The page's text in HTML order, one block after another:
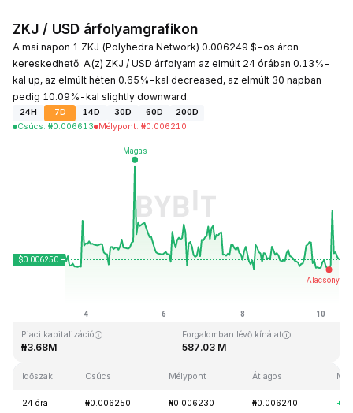
ZKJ / USD árfolyamgrafikon
A mai napon 1 ZKJ (Polyhedra Network) 0.006249 $-os áron
kereskedhető. A(z) ZKJ / USD árfolyam az elmúlt 24 órában 0.13%-
kal up, az elmúlt héten 0.65%-kal decreased, az elmúlt 30 napban
pedig 10.09%-kal slightly downward.
24H 7D 14D 30D 60D
200D
Csúcs: ₦0.006613 Mélypont: ₦0.006210
Piaci kapitalizáció
₦3.68M
Forgalomban lévő kínálat
587.03 M
Időszak Csúcs Mélypont Átlagos
24 óra ₦0.006250 ₦0.006230 ₦0.006240